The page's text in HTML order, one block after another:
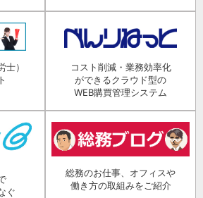
）
コスト削減・業務効率化
ができるクラウド型の
WEB購買管理システム
ぐ
総務のお仕事、オフィスや
働き方の取組みをご紹介